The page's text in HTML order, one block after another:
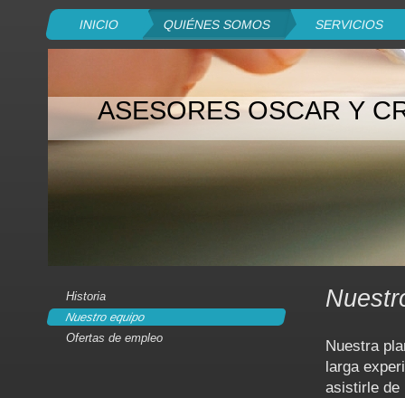
INICIO QUIÉNES SOMOS SERVICIOS
ASESORES OSCAR Y
Nuestra
larga
asistirle de
Historia
Nuestro equipo
Ofertas de empleo